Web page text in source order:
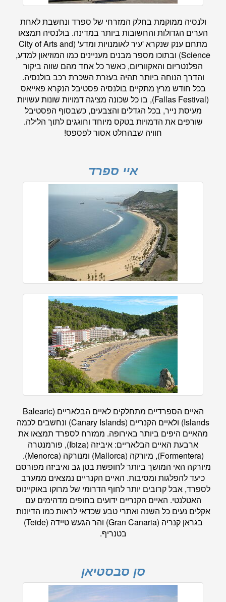
ולנסיה ממוקמת בחלק המזרחי של ספרד ונחשבת לאחת
הערים הגדולות והחשובות ביותר במדינה. בולנסיה תמצאו
מתחם ענק שנקרא 'עיר לאומנויות ומדע' (City of Arts and
Science) ובתוכו מספר מבנים מעניינים כמו המוזיאון למדע,
הפלנטריום והאקווריום, כאשר כל אחד מהם שווה ביקור
והדרך הנוחה ביותר תהיה בעזרת השכרת רכב בולנסיה.
בכל חודש מרץ מתקיים בולנסיה פסטיבל הנקרא פאייאס
(Fallas Festival), בו כל שכונה מציגה דמויות שונות עשויות
מעיסת נייר, בכל הגדלים והצבעים, כשבסוף הפסטיבל
שורפים את הדמויות בטקס מיוחד וחוגגים לתוך הלילה.
חוויה שבהחלט אסור לפספס!
איי ספרד
האיים הספרדיים מתחלקים לאיים הבלאריים (Balearic
Islands) ולאיים הקנריים (Canary Islands) ונחשבים לכמה
מהאיים היפים ביותר באירופה. ממזרח לספרד תמצאו את
ארבעת האיים הבלאריים: איביזה (Ibiza), פורמנטרה
(Formentera), מיורקה (Mallorca) ומנורקה (Menorca).
מיורקה האי המושך ביותר לחופשת בטן גב ואיביזה מפורסם
כיעד להפלגות ומסיבות. האיים הקנריים נמצאים ממערב
לספרד, אבל קרובים יותר לחוף הדרומי של מרוקו באוקיינוס
האטלנטי. האיים הקנריים ידועים בחופים מדהימים עם
אקלים נעים כל השנה ואתרי טבע שכדאי לראות כמו הדיונות
בגראן קנריה (Gran Canaria) והר הגעש טיידה (Teide)
בטנריף.
סן סבסטיאן